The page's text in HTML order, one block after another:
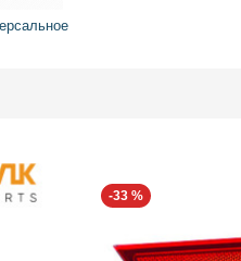
-33 %